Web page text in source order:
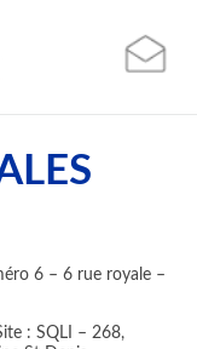
6 – 6 rue royale –
: SQLI – 268,